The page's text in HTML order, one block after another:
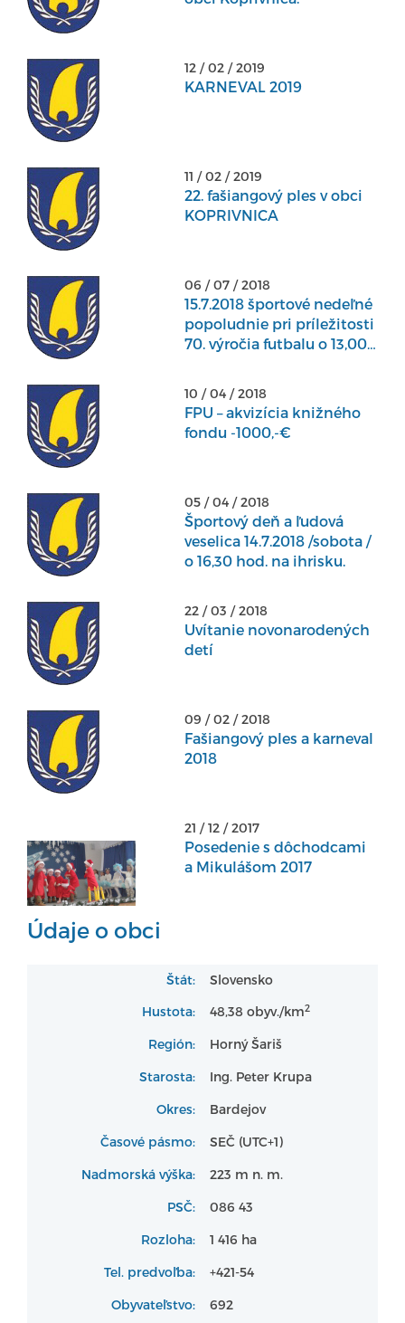
12 / 02 / 2019
KARNEVAL 2019
11 / 02 / 2019
22. fašiangový ples v obci
KOPRIVNICA
06 / 07 / 2018
15.7.2018 športové nedeľné
popoludnie pri príležitosti
70. výročia futbalu o 13,00
10 / 04 / 2018
FPU – akvizícia knižného
fondu -1000,-€
05 / 04 / 2018
Športový deň a ľudová
veselica 14.7.2018 /sobota /
o 16,30 hod. na ihrisku.
22 / 03 / 2018
Uvítanie novonarodených
detí
09 / 02 / 2018
Fašiangový ples a karneval
2018
21 / 12 / 2017
Posedenie s dôchodcami
a Mikulášom 2017
Údaje o obci
Štát: Slovensko
Hustota: 48,38 obyv./km2
Región: Horný Šariš
Starosta: Ing. Peter Krupa
Okres: Bardejov
Časové pásmo: SEČ (UTC+1)
Nadmorská výška: 223 m n. m.
PSČ: 086 43
Rozloha: 1 416 ha
Tel. predvoľba: +421-54
Obyvateľstvo: 692